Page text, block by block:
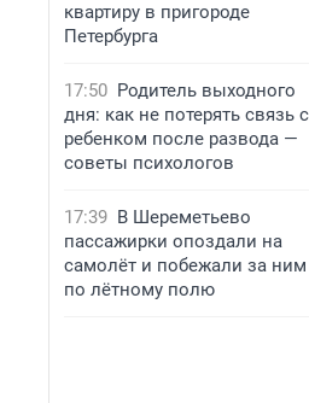
квартиру в пригороде
Петербурга
17:50 Родитель выходного
дня: как не потерять связь с
ребенком после развода —
советы психологов
17:39 В Шереметьево
пассажирки опоздали на
самолёт и побежали за ним
по лётному полю